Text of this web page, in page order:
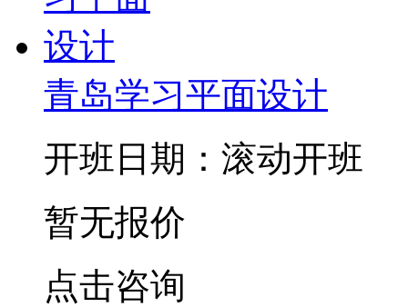
青岛学习平面设计
开班日期：滚动开班
暂无报价
点击咨询